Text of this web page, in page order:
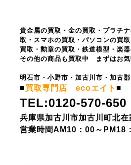
貴金属の買取・金の買取・プラチ
取・スマホの買取・パソコンの買
買取・勲章の買取・鉄道模型・楽
その他の商品も買取中 まずはお気
明石市・小野市・加古川市・加古
■買取専門店 ecoエイト ■
TEL:0120-570-650
兵庫県加古川市加古川町北
営業時間AM10：00～PM18